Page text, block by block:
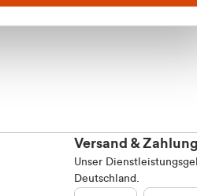
Versand & Zahlung
Unser
Deutschland.